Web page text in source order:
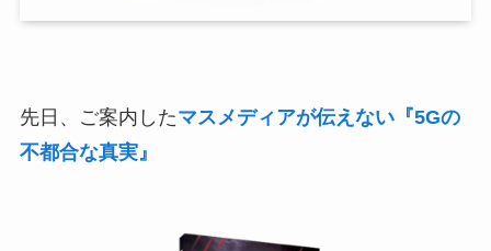
先日、ご案内したマスメディアが伝えない『5Gの
不都合な真実』